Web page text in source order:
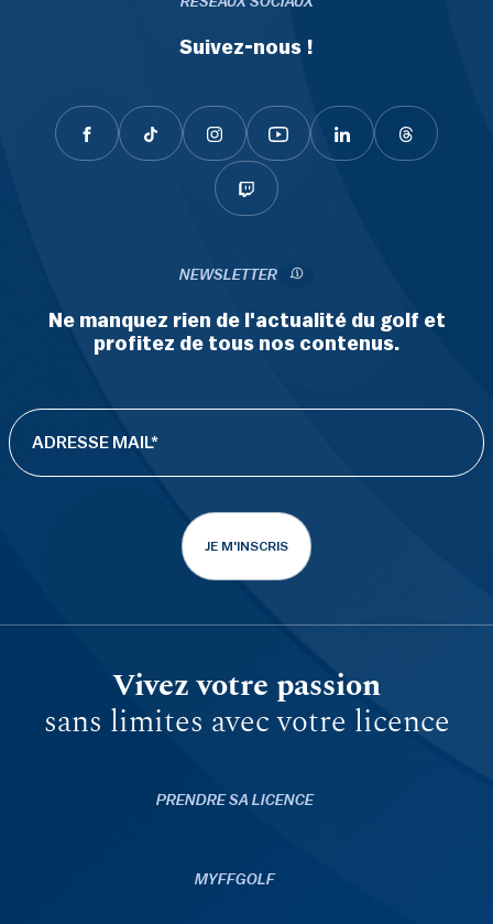
Suivez-nous !
NEWSLETTER
Ne manquez rien de l'actualité du golf et
profitez de tous nos contenus.
JE M'INSCRIS
Vivez votre passion
sans limites avec votre licence
PRENDRE SA LICENCE
MYFFGOLF